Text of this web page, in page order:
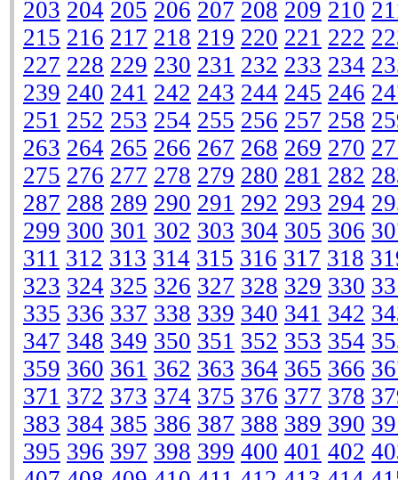
203 204 205 206 207 208 209 210
215 216 217 218 219 220 221 222
227 228 229 230 231 232 233 234
239 240 241 242 243 244 245 246
251 252 253 254 255 256 257 258
263 264 265 266 267 268 269 270
275 276 277 278 279 280 281 282
287 288 289 290 291 292 293 294
299 300 301 302 303 304 305 306
311 312 313 314 315 316 317 318
323 324 325 326 327 328 329 330
335 336 337 338 339 340 341 342
347 348 349 350 351 352 353 354
359 360 361 362 363 364 365 366
371 372 373 374 375 376 377 378
383 384 385 386 387 388 389 390
395 396 397 398 399 400 401 402